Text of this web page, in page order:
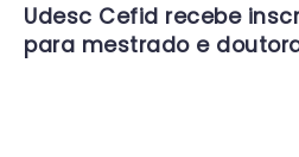
Udesc Cefid recebe
para mestrado e